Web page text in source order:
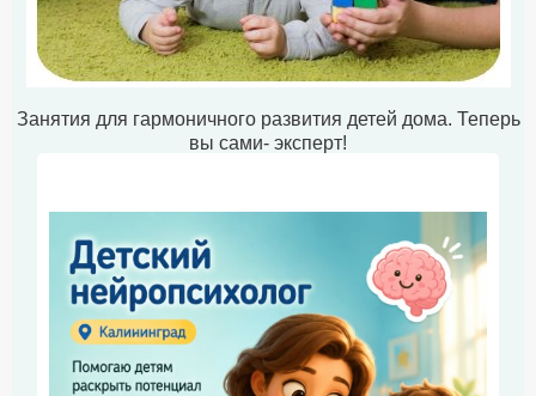
Занятия для гармоничного развития детей дома. Теперь
вы сами- эксперт!